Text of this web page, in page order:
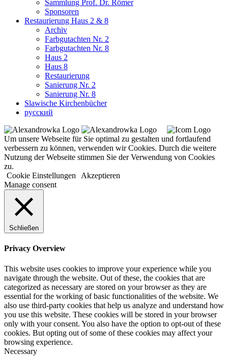
Sammlung Prof. Dr. Römer
Sponsoren
Restaurierung Haus 2 & 8
Archiv
Farbgutachten Nr. 2
Farbgutachten Nr. 8
Haus 2
Haus 8
Restaurierung
Sanierung Nr. 2
Sanierung Nr. 8
Slawische Kirchenbücher
русский
Um unsere Webseite für Sie optimal zu gestalten und fortlaufend
verbessern zu können, verwenden wir Cookies. Durch die weitere
Nutzung der Webseite stimmen Sie der Verwendung von Cookies
zu.
Cookie Einstellungen
Akzeptieren
Manage consent
Schließen
Privacy Overview
This website uses cookies to improve your experience while you
navigate through the website. Out of these, the cookies that are
categorized as necessary are stored on your browser as they are
essential for the working of basic functionalities of the website. We
also use third-party cookies that help us analyze and understand how
you use this website. These cookies will be stored in your browser
only with your consent. You also have the option to opt-out of these
cookies. But opting out of some of these cookies may affect your
browsing experience.
Necessary